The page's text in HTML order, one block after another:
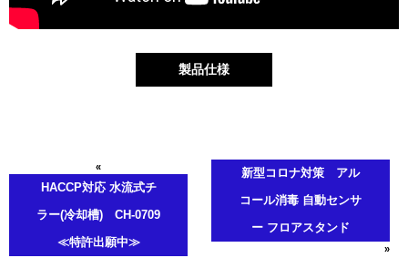
製品仕様
«
HACCP対応 水流式チ
ラー(冷却槽) CH-0709
≪特許出願中≫
新型コロナ対策 アル
コール消毒 自動センサ
ー フロアスタンド
»